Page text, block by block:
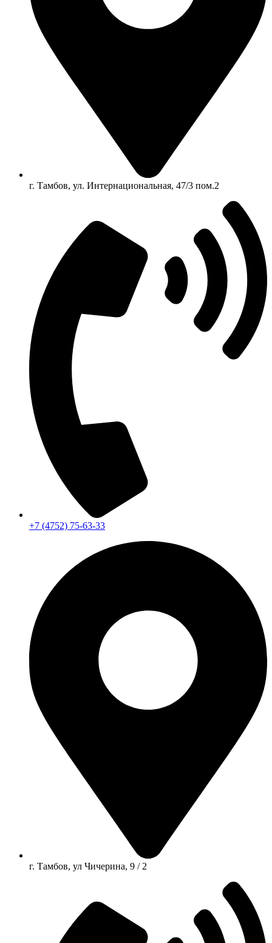
г. Тамбов, ул. Интернациональная, 47/3 пом.2
+7 (4752) 75-63-33
г. Тамбов, ул Чичерина, 9 / 2